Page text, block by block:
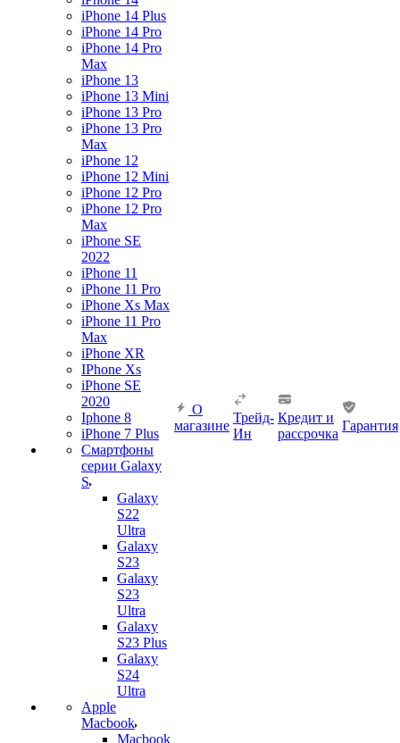
iPhone 14 Plus
iPhone 14 Pro
iPhone 14 Pro
Max
iPhone 13
iPhone 13 Mini
iPhone 13 Pro
iPhone 13 Pro
Max
iPhone 12
iPhone 12 Mini
iPhone 12 Pro
iPhone 12 Pro
Max
iPhone SE
2022
iPhone 11
iPhone 11 Pro
iPhone Xs Max
iPhone 11 Pro
Max
iPhone XR
IPhone Xs
iPhone SE
2020
Iphone 8
iPhone 7 Plus
Смартфоны
серии Galaxy
S
Galaxy
S22
Ultra
Galaxy
S23
Galaxy
S23
Ultra
Galaxy
S23 Plus
Galaxy
S24
Ultra
Apple
Macbook
Macbook
О
магазине
Трейд-
Ин
Кредит и
рассрочка
Гарантия